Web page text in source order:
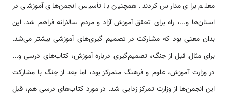
معلم برای مدارس کردند. همچنین با تأسیس انجمن‌های آموزشی در
استان‌ها و...، راه برای تحقق آموزش آزاد و مردم سالارانه فراهم شد. این
بدان معنی بود که مشارکت در تصمیم گیری‌های آموزشی بیشتر می‌شد.
برای مثال قبل از جنگ، تصمیم‌گیری درباره آموزش، کتاب‌های درسی و...
در وزارت آموزش، علوم و فرهنگ متمرکز بود، اما بعد از جنگ با مشارکت
این انجمن‌ها از وزارت تمرکز زدایی شد. در مورد کتاب‌های درسی هم، قبل